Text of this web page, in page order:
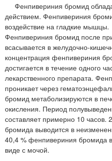
Фенпивериния бромид
действием. Фенпивериния
воздействие на гладкие мышцы.
Фенпивериния бромид после
всасывается в желудочно-
концентрация фенпивериния
достигается в течение одного
лекарственного препарата.
проникает через
бромид метаболизируются в
окисления. Период
составляет примерно 10
бромида выводится в
40,4 % фенпивериния бромида
виде с мочой.